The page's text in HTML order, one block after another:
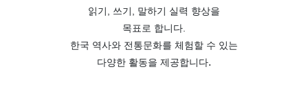
읽기, 쓰기, 말하기 실력 향상을
목표로 합니다.
한국 역사와 전통문화를 체험할 수 있는
다양한 활동을 제공합니다.